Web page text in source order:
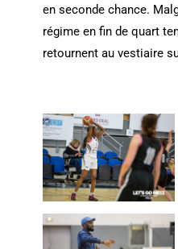
en seconde chance.
régime en fin de quart
retournent au vestiaire